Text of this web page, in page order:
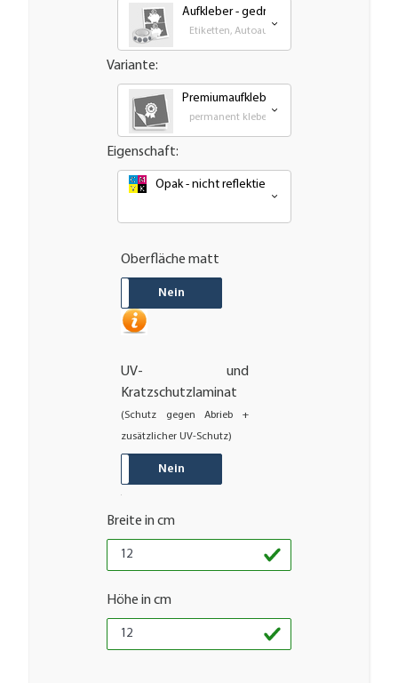
Aufkleber - gedruckt
Etiketten, Autoaufkleber, Transfer und
Variante:
Premiumaufkleber - wetterfest, UV-
permanent klebende - Outdoor PVC Folie
Eigenschaft:
Opak - nicht reflektierend oder
Oberfläche matt
Nein
UV- und
Kratzschutzlaminat
(Schutz gegen Abrieb +
zusätzlicher UV-Schutz)
Nein
Breite in cm
Höhe in cm